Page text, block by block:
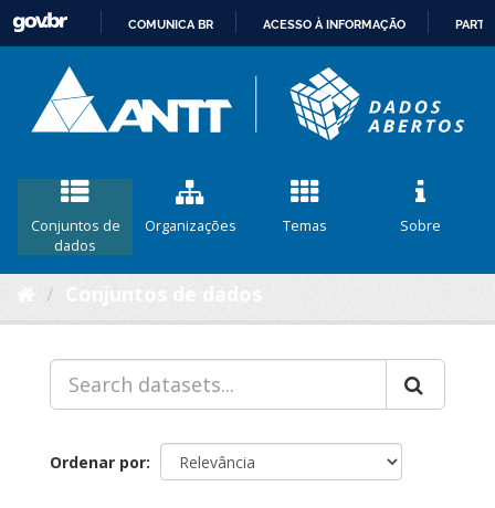
CONTEÚDO
COMUNICA BR ACESSO À INFORMAÇÃO
Conjuntos de
dados
Organizações Temas Sobre
Ordenar por